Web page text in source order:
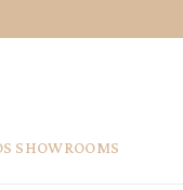
SHOWROOMS
ajourée - or jaune 18 carats